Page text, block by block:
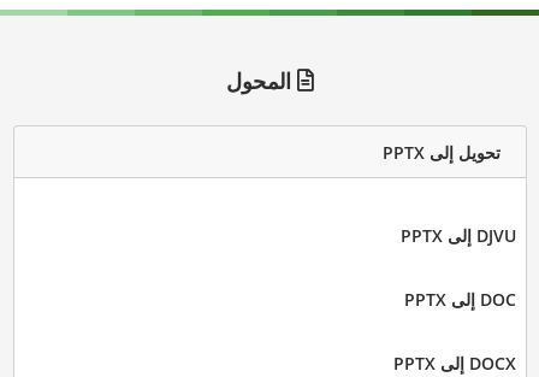
المحول
تحويل إلى PPTX
DJVU إلى PPTX
DOC إلى PPTX
DOCX إلى PPTX